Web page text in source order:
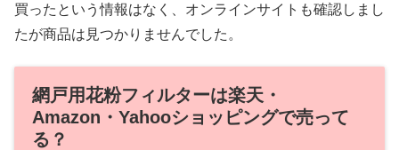
買ったという情報はなく、オンラインサイトも確認しまし
たが商品は見つかりませんでした。
網戸用花粉フィルターは楽天・
Amazon・Yahooショッピングで売って
る？